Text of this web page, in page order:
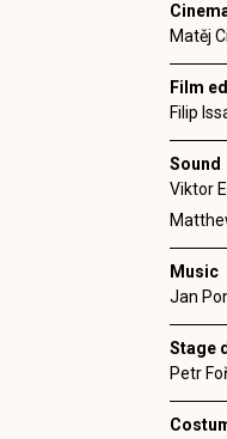
Matěj
Film
Filip
Sound
Viktor
Music
Jan
Stage
Petr